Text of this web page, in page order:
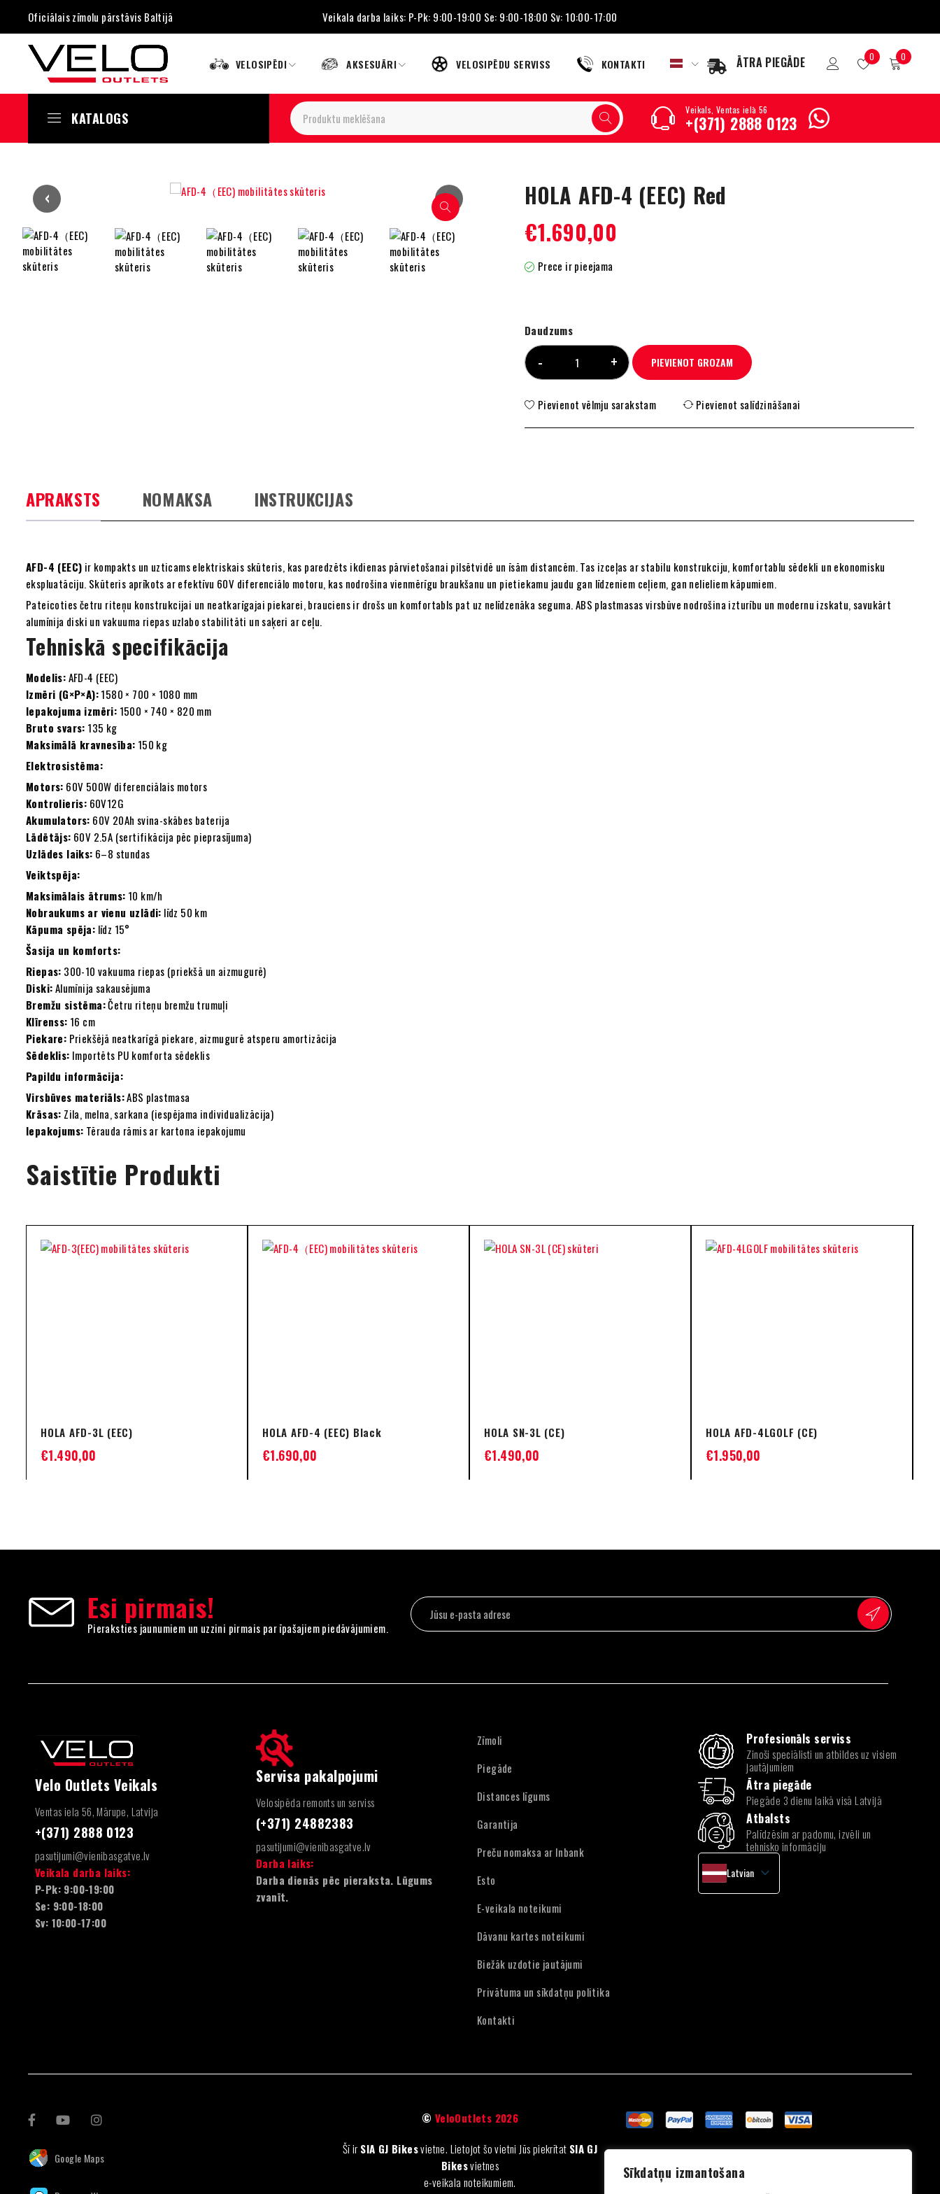
Sīkdatņu izmantošana
Oficiālais zīmolu pārstāvis Baltijā Veikala darba laiks: P-Pk: 9:00-19:00 Se: 9:00-18:00 Sv: 10:00-17:00
VELOSIPĒDI AKSESUĀRI VELOSIPĒDU SERVISS KONTAKTI ĀTRA PIEGĀDE 0 0
KATALOGS Veikals, Ventas ielā 56
+(371) 2888 0123
‹ ›
HOLA AFD-4 (EEC) Red
€1.690,00
Prece ir pieejama
Daudzums
PIEVIENOT GROZAM
Pievienot vēlmju sarakstam Pievienot salīdzināšanai
APRAKSTS NOMAKSA INSTRUKCIJAS
AFD-4 (EEC) ir kompakts un uzticams elektriskais skūteris, kas paredzēts ikdienas pārvietošanai pilsētvidē un īsām distancēm. Tas izceļas ar stabilu konstrukciju, komfortablu sēdekli un ekonomisku
ekspluatāciju. Skūteris aprīkots ar efektīvu 60V diferenciālo motoru, kas nodrošina vienmērīgu braukšanu un pietiekamu jaudu gan līdzeniem ceļiem, gan nelieliem kāpumiem.
Pateicoties četru riteņu konstrukcijai un neatkarīgajai piekarei, brauciens ir drošs un komfortabls pat uz nelīdzenāka seguma. ABS plastmasas virsbūve nodrošina izturību un modernu izskatu, savukārt
alumīnija diski un vakuuma riepas uzlabo stabilitāti un saķeri ar ceļu.
Tehniskā specifikācija
Modelis:AFD-4 (EEC)
Izmēri (G×P×A):1580 × 700 × 1080 mm
Iepakojuma izmēri: 1500 × 740 × 820 mm
Bruto svars: 135 kg
Maksimālā kravnesība: 150 kg
Elektrosistēma:
Motors: 60V 500W diferenciālais motors
Kontrolieris: 60V12G
Akumulators: 60V 20Ah svina-skābes baterija
Lādētājs: 60V 2.5A (sertifikācija pēc pieprasījuma)
Uzlādes laiks: 6–8 stundas
Veiktspēja:
Maksimālais ātrums: 10 km/h
Nobraukums ar vienu uzlādi: līdz 50 km
Kāpuma spēja: līdz 15°
Šasija un komforts:
Riepas: 300-10 vakuuma riepas (priekšā un aizmugurē)
Diski:Alumīnija sakausējuma
Bremžu sistēma:Četru riteņu bremžu trumuļi
Klīrenss: 16 cm
Piekare: Priekšējā neatkarīgā piekare, aizmugurē atsperu amortizācija
Sēdeklis: Importēts PU komforta sēdeklis
Papildu informācija:
Virsbūves materiāls:ABS plastmasa
Krāsas: Zila, melna, sarkana (iespējama individualizācija)
Iepakojums: Tērauda rāmis ar kartona iepakojumu
Saistītie Produkti
HOLA AFD-3L (EEC)
€1.490,00
HOLA AFD-4 (EEC) Black
€1.690,00
HOLA SN-3L (CE)
€1.490,00
HOLA AFD-4LGOLF (CE)
€1.950,00
Esi pirmais!
Pieraksties jaunumiem un uzzini pirmais par īpašajiem piedāvājumiem.
Velo Outlets Veikals
Ventas iela 56, Mārupe, Latvija
+(371) 2888 0123
pasutijumi@vienibasgatve.lv
Veikala darba laiks:
P-Pk: 9:00-19:00
Se: 9:00-18:00
Sv: 10:00-17:00
Servisa pakalpojumi
Velosipēda remonts un serviss
(+371) 24882383
pasutijumi@vienibasgatve.lv
Darba laiks:
Darba dienās pēc pieraksta. Lūgums
zvanīt.
Zīmoli
Piegāde
Distances līgums
Garantija
Preču nomaksa ar Inbank
Esto
E-veikala noteikumi
Dāvanu kartes noteikumi
Biežāk uzdotie jautājumi
Privātuma un sīkdatņu politika
Kontakti
Profesionāls serviss
Zinoši speciālisti un atbildes uz visiem
jautājumiem
Ātra piegāde
Piegāde 3 dienu laikā visā Latvijā
Atbalsts
Palīdzēsim ar padomu, izvēli un
tehnisko informāciju
Latvian
English
Google Maps
© VeloOutlets 2026
Šī irSIA GJ Bikesvietne. Lietojot šo vietni Jūs piekrītat SIA GJ
Bikesvietnes
e-veikala noteikumiem.